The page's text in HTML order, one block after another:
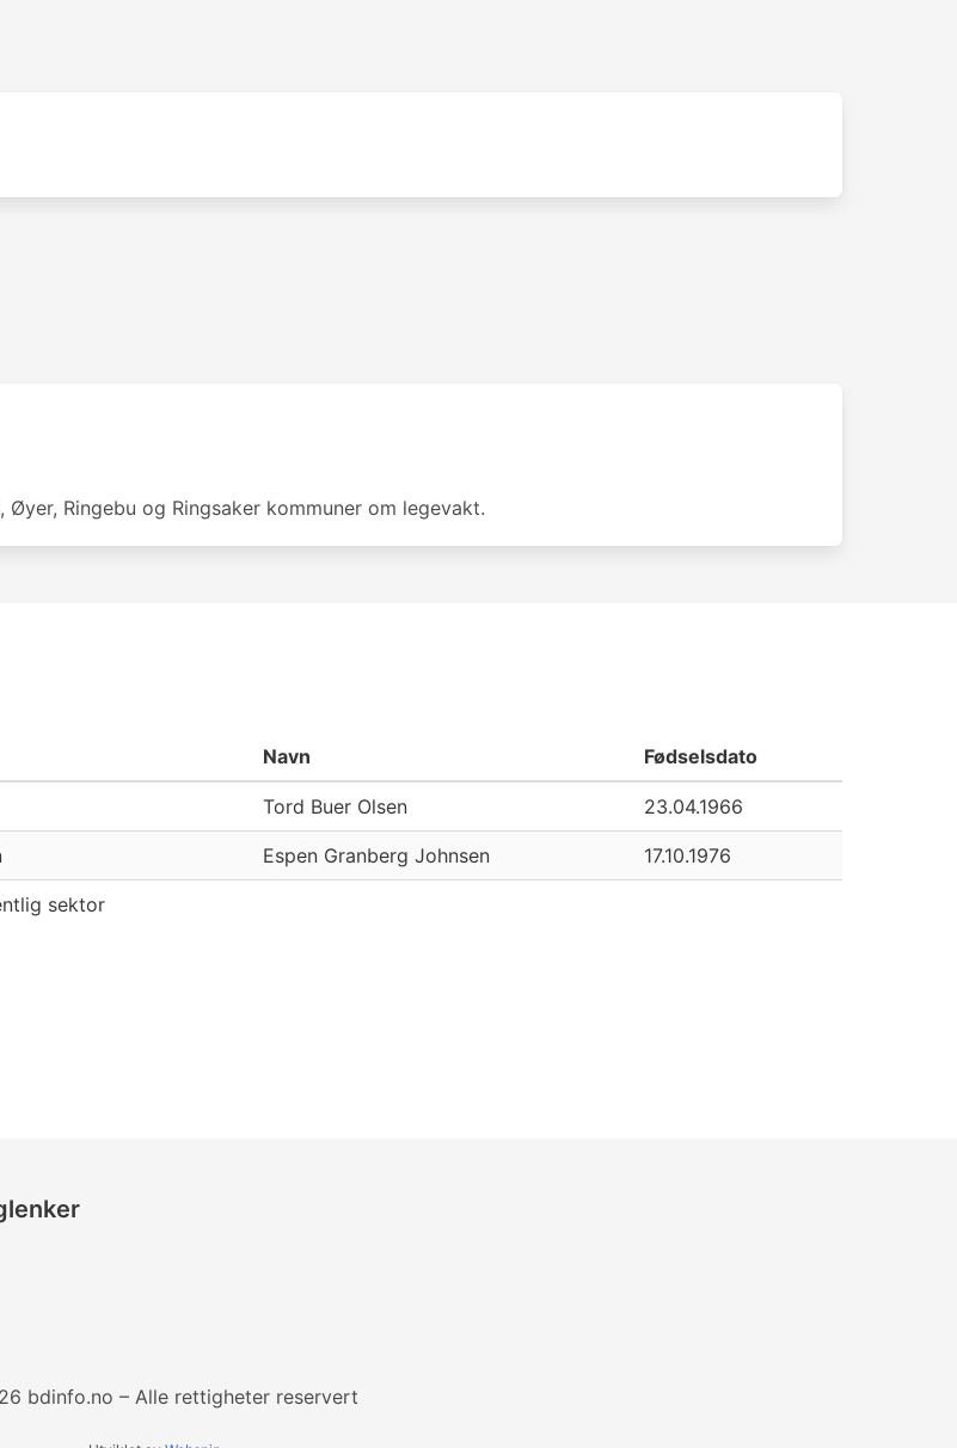
Ringebu og Ringsaker kommuner om legevakt.
Navn Fødselsdato
Tord Buer Olsen 23.04.1966
Espen Granberg Johnsen 17.10.1976
sektor
bdinfo.no – Alle rettigheter reservert